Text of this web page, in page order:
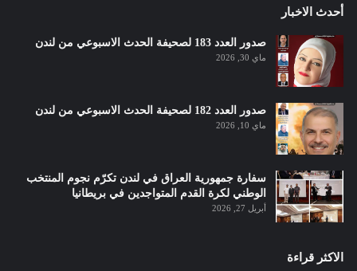
أحدث الاخبار
صدور العدد 183 لصحيفة الحدث الاسبوعي من لندن
ماي 30, 2026
صدور العدد 182 لصحيفة الحدث الاسبوعي من لندن
ماي 10, 2026
سفارة جمهورية العراق في لندن تكرّم نجوم المنتخب
الوطني لكرة القدم المتواجدين في بريطانيا
أبريل 27, 2026
الاكثر قراءة